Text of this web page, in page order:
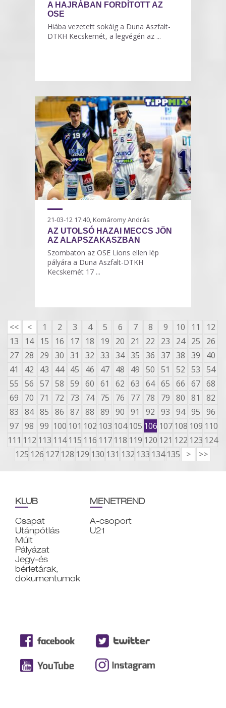
A HAJRÁBAN FORDÍTOTT AZ
OSE
Hiába vezetett sokáig a Duna Aszfalt-
DTKH Kecskemét, a legvégén az ...
21-03-12 17:40, Komáromy András
AZ UTOLSÓ HAZAI MECCS JÖN
AZ ALAPSZAKASZBAN
Szombaton az OSE Lions ellen lép
pályára a Duna Aszfalt-DTKH
Kecskemét 17 ...
<< < 1 2 3 4 5 6 7 8 9 10 11
12
13
14 15 16 17 18 19 20 21 22 23 24 25
26
27 28 29 30 31 32 33 34 35 36 37 38 39
40
41
42 43 44 45 46 47 48 49 50 51 52 53 54
55 56 57 58 59 60 61 62 63 64 65 66 67 68
69
70 71 72 73 74 75 76 77 78 79 80 81
82
83 84 85 86 87 88 89 90 91 92 93 94 95 96
97 98 99 100 101 102 103 104 105 106 107 108 109 110
111 112 113 114 115 116 117 118 119 120 121 122 123 124
125 126 127 128 129 130 131 132 133 134 135 > >>
KLUB
Csapat
Utánpótlás
Múlt
Pályázat
Jegy-és
bérletárak,
dokumentumok
MENETREND
A-csoport
U21